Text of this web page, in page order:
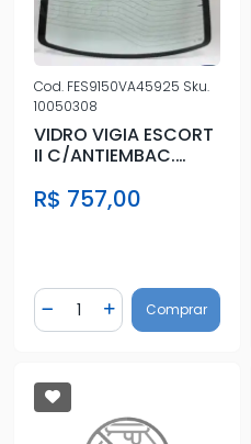
Cod. FES9150VA45925 Sku.
10050308
VIDRO VIGIA ESCORT
II C/ANTIEMBAC.
R$ 757,00
Diminuir Quantidade
Quantidade
Adicionar Quantidade
Comprar